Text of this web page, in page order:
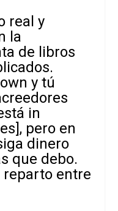
real y
la
de libros
y tú
in
pero en
dinero
que debo.
entre